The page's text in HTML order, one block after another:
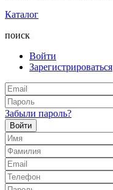
Каталог
поиск
Войти
Зарегистрироваться
Забыли пароль?
Войти